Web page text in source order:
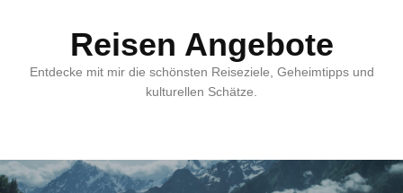
Reisen Angebote
Entdecke mit mir die schönsten Reiseziele, Geheimtipps und
kulturellen Schätze.